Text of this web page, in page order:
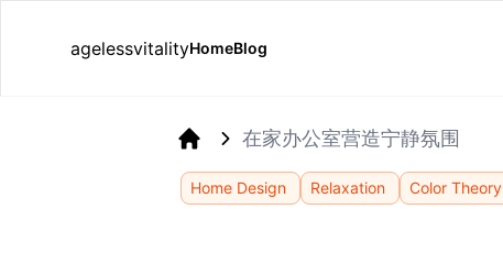
agelessvitalityHomeBlog
在家办公室营造宁静氛围
Home Design Relaxation Color Theory